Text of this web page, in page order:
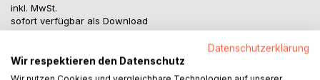
inkl. MwSt.
sofort verfügbar als Download
Datenschutzerklärung
Wir respektieren den Datenschutz